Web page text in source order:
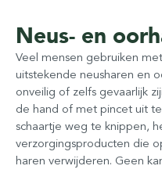
Neus- en
Veel mensen gebruiken
uitstekende neusharen en
onveilig of zelfs gevaarlijk
de hand of met pincet uit
schaartje weg te knippen,
verzorgingsproducten die
haren verwijderen. Geen